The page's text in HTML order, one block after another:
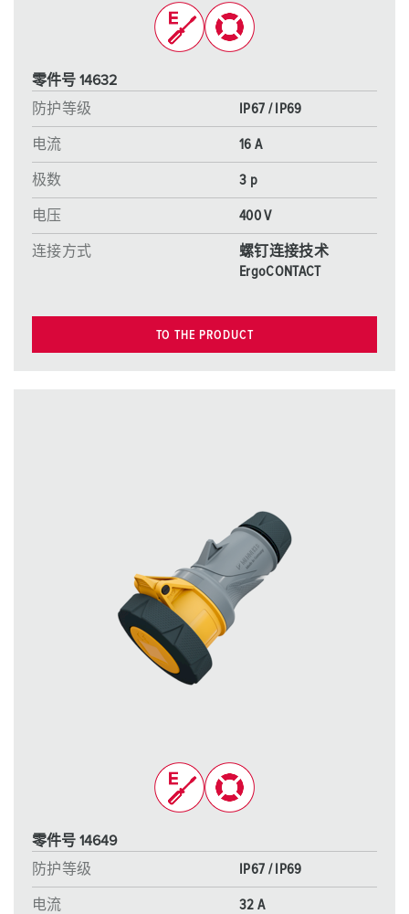
零件号 14632
防护等级
IP67 / IP69
电流 16 A
极数 3 p
电压 400 V
连接方式
螺钉连接技术
ErgoCONTACT
TO THE PRODUCT
零件号 14649
防护等级
IP67 / IP69
电流 32 A